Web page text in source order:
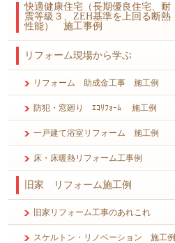
快適健康住宅（長期優良住宅、耐
震等級３、ZEH基準を上回る断熱
性能） 施工事例
リフォーム現場から学ぶ
リフォーム 助成金工事 施工例
防犯・窓廻り ｴｺﾘﾌｫｰﾑ 施工例
一戸建て浴室リフォーム 施工例
床・床暖熱リフォーム工事例
旧家 リフォーム施工例
旧家リフォーム工事のあれこれ
スケルトン・リノベーション 施工例